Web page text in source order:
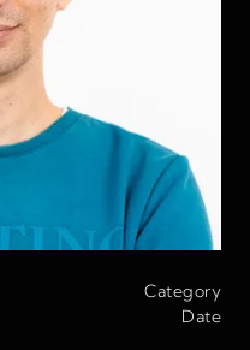
Category
Date